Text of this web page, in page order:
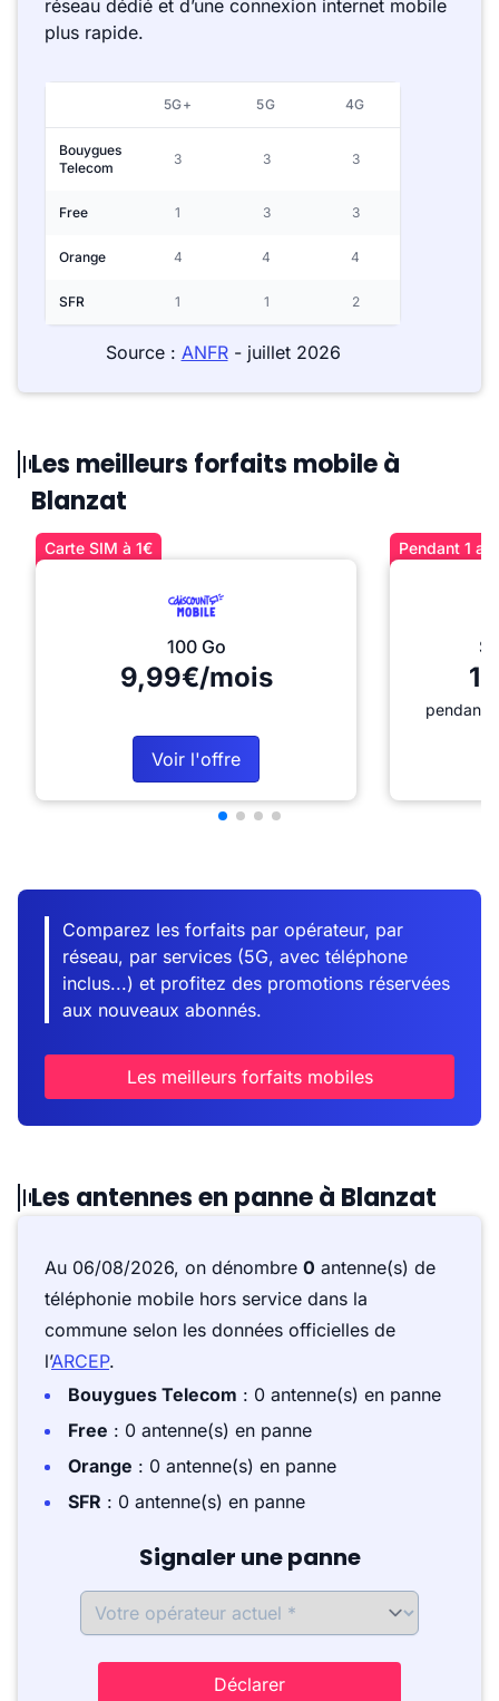
réseau dédié et d’une connexion internet mobile
plus rapide.
5G+ 5G 4G
Bouygues
Telecom
3 3 3
Free 1 3 3
Orange 4 4 4
SFR 1 1 2
Source : ANFR- juillet 2026
Les meilleurs forfaits mobile à
Blanzat
Carte SIM à 1€
100 Go
9,99€/mois
Voir l'offre
Pendant 1
pendant
Comparez les forfaits par opérateur, par
réseau, par services (5G, avec téléphone
inclus...) et profitez des promotions réservées
aux nouveaux abonnés.
Les meilleurs forfaits mobiles
Les antennes en panne à Blanzat
Au 06/08/2026, on dénombre 0 antenne(s) de
téléphonie mobile hors service dans la
commune selon les données officielles de
l’ARCEP.
Bouygues Telecom : 0 antenne(s) en panne
Free : 0 antenne(s) en panne
Orange : 0 antenne(s) en panne
SFR : 0 antenne(s) en panne
Signaler une panne
Déclarer